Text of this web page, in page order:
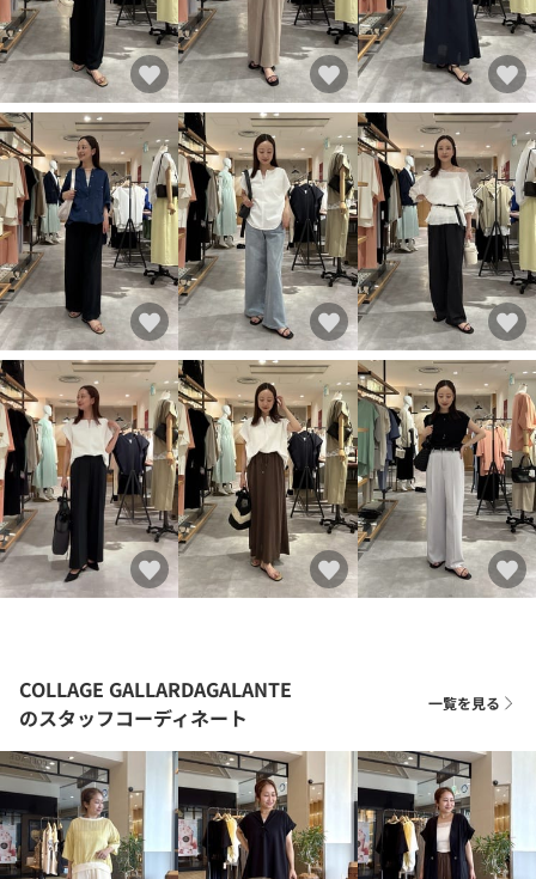
COLLAGE GALLARDAGALANTE
のスタッフコーディネート
一覧を見る